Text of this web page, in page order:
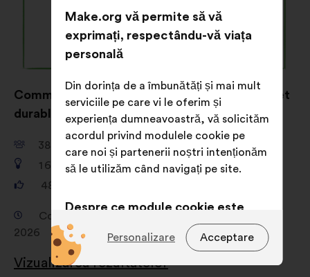
Comment donner envie de s’habiller éthique et
durable ?
38 149
participanți
1 680
propuneri
481 156
Consultare de la 19 februarie 2026 la 16 aprilie
2026
Vizualizarea rezultatelor
Make.org vă permite să vă
exprimați, respectându-vă viața
personală
Din dorința de a îmbunătăți și mai mult
serviciile pe care vi le oferim și
experiența dumneavoastră, vă solicităm
acordul privind modulele cookie pe
care noi și partenerii noștri intenționăm
să le utilizăm când navigați pe site.
Despre ce module cookie este
vorba?
module cookie
indispensabile pentru funcționarea
Acceptare
Personalizare